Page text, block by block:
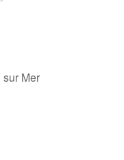
Mer